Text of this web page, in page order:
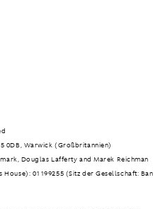
0DB, Warwick (Großbritannien)
Douglas Lafferty and Marek Reichman
House): 01199255 (Sitz der Gesellschaft: